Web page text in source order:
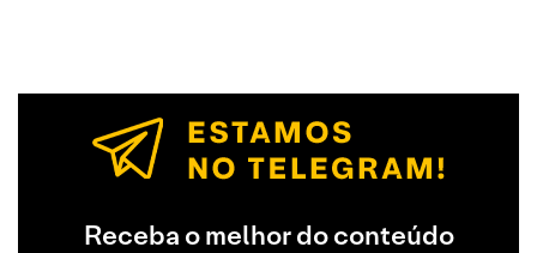
Receba o melhor do conteúdo